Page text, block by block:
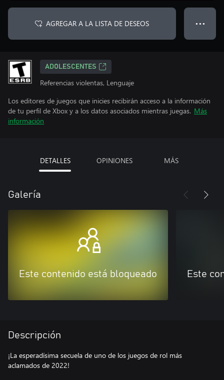
AGREGAR A LA LISTA DE DESEOS ● ● ●
ADOLESCENTES
Referencias violentas, Lenguaje
Los editores de juegos que inicies recibirán acceso a la información
de tu perfil de Xbox y a los datos asociados mientras juegas. Más
información
DETALLES OPINIONES MÁS
Galería
Este contenido está bloqueado Este
Descripción
¡La esperadísima secuela de uno de los juegos de rol más
aclamados de 2022!